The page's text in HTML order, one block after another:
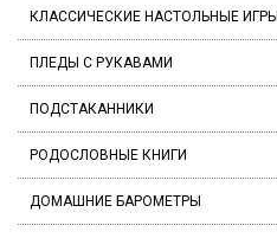
КЛАССИЧЕСКИЕ НАСТОЛЬНЫЕ ИГРЫ
ПЛЕДЫ С РУКАВАМИ
ПОДСТАКАННИКИ
РОДОСЛОВНЫЕ КНИГИ
ДОМАШНИЕ БАРОМЕТРЫ